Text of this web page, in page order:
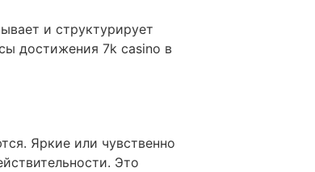
и структурирует
достижения 7k casino в
Яркие или чувственно
Это